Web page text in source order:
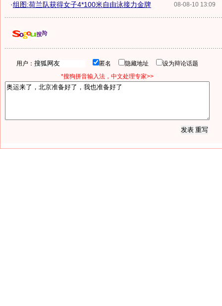
08-08-10 13:09
·组图:荷兰队获得女子4*100米自由泳接力金牌
用户： 匿名 隐藏地址
设为辩论话题
*搜狗拼音输入法，中文处理专家>>